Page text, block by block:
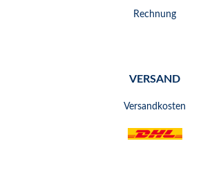
Rechnung
VERSAND
Versandkosten